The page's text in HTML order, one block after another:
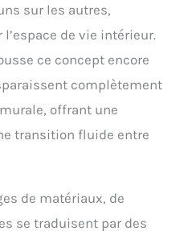
sur les autres,
de vie intérieur.
ce concept encore
complètement
offrant une
transition fluide entre
de matériaux, de
se traduisent par des